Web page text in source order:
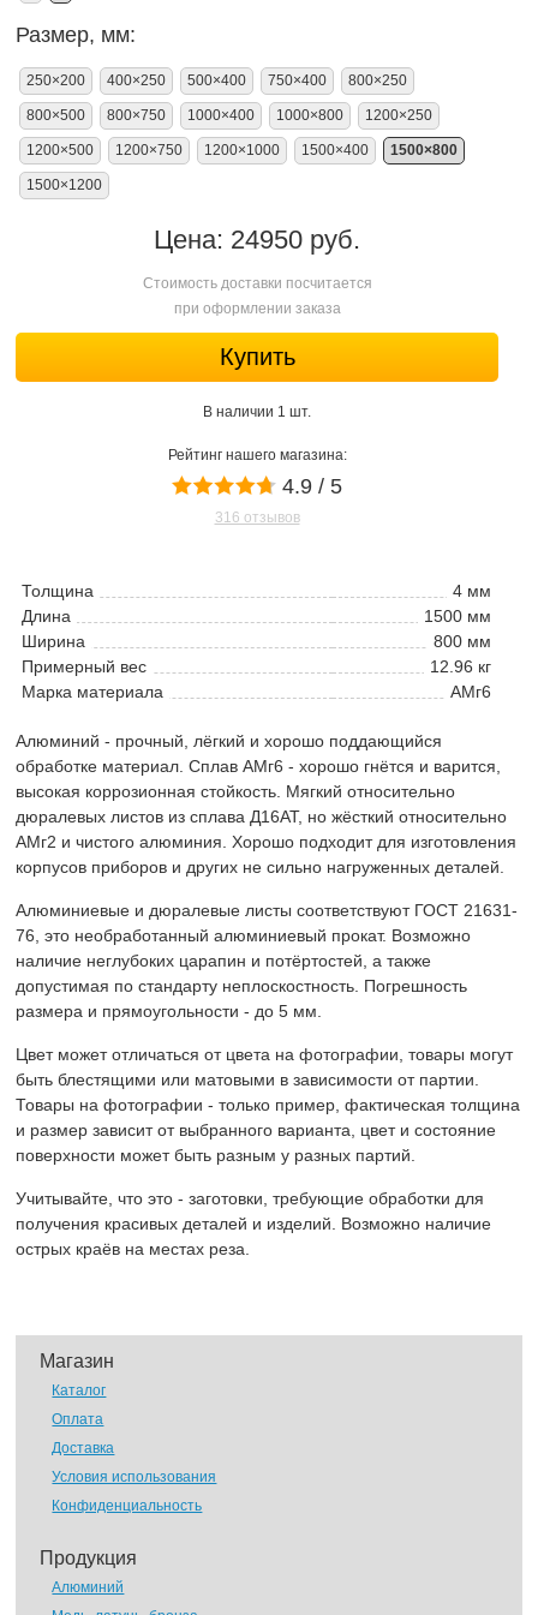
Размер, мм:
250×200 400×250 500×400 750×400 800×250
800×500 800×750 1000×400 1000×800 1200×250
1200×500 1200×750 1200×1000 1500×400 1500×800
1500×1200
Толщина
4 мм
Длина
1500 мм
Ширина
800 мм
Примерный вес
12.96 кг
Марка материала
АМг6
Цена: 24950 руб.
Стоимость доставки посчитается
при оформлении заказа
Купить
В наличии 1 шт.
Рейтинг нашего магазина:
4.9 / 5
316 отзывов
Алюминий - прочный, лёгкий и хорошо поддающийся
обработке материал. Сплав АМг6 - хорошо гнётся и варится,
высокая коррозионная стойкость. Мягкий относительно
дюралевых листов из сплава Д16АТ, но жёсткий относительно
АМг2 и чистого алюминия. Хорошо подходит для изготовления
корпусов приборов и других не сильно нагруженных деталей.
Алюминиевые и дюралевые листы соответствуют ГОСТ 21631-
76, это необработанный алюминиевый прокат. Возможно
наличие неглубоких царапин и потёртостей, а также
допустимая по стандарту неплоскостность. Погрешность
размера и прямоугольности - до 5 мм.
Цвет может отличаться от цвета на фотографии, товары могут
быть блестящими или матовыми в зависимости от партии.
Товары на фотографии - только пример, фактическая толщина
и размер зависит от выбранного варианта, цвет и состояние
поверхности может быть разным у разных партий.
Учитывайте, что это - заготовки, требующие обработки для
получения красивых деталей и изделий. Возможно наличие
острых краёв на местах реза.
Магазин
Каталог
Оплата
Доставка
Условия использования
Конфиденциальность
Продукция
Алюминий